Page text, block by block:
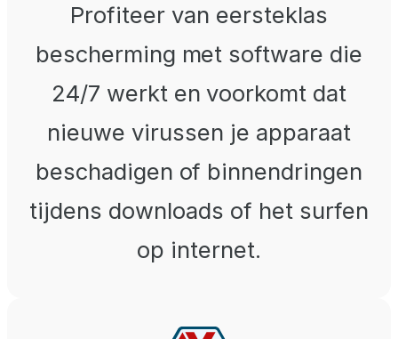
Profiteer van eersteklas
bescherming met software die
24/7 werkt en voorkomt dat
nieuwe virussen je apparaat
beschadigen of binnendringen
tijdens downloads of het surfen
op internet.